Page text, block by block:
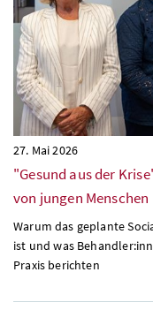
27. Mai 2026
"Gesund aus der
von jungen
Warum das geplante
ist und was
Praxis berichten